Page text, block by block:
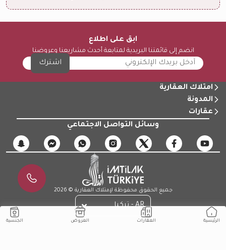
الرئيسية العقارات العروض الجنسية
ابق على اطلاع
انضم إلى قائمتنا البريدية لمتابعة أحدث مشاريعنا وعروضنا
اشترك
امتلاك العقارية
المدونة
عقارات
وسائل التواصل الاجتماعي
جميع الحقوق محفوظة لإمتلاك العقارية © 2026
AR - تركيا